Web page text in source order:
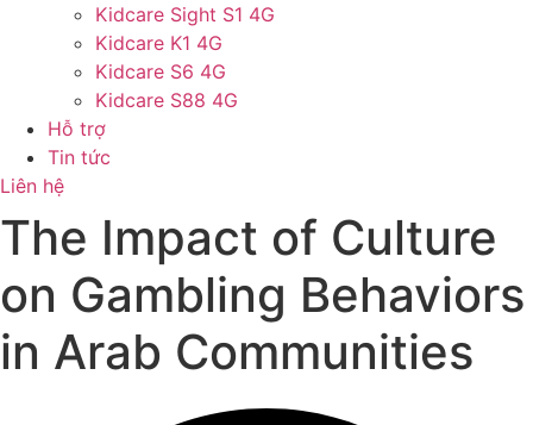
Kidcare Sight S1 4G
Kidcare K1 4G
Kidcare S6 4G
Kidcare S88 4G
Hỗ trợ
Tin tức
Liên hệ
The Impact of Culture
on Gambling Behaviors
in Arab Communities